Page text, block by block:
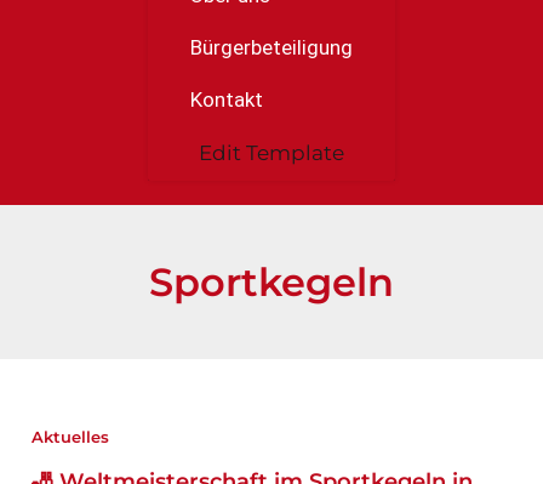
Bürgerbeteiligung
Kontakt
Edit Template
Sportkegeln
Aktuelles